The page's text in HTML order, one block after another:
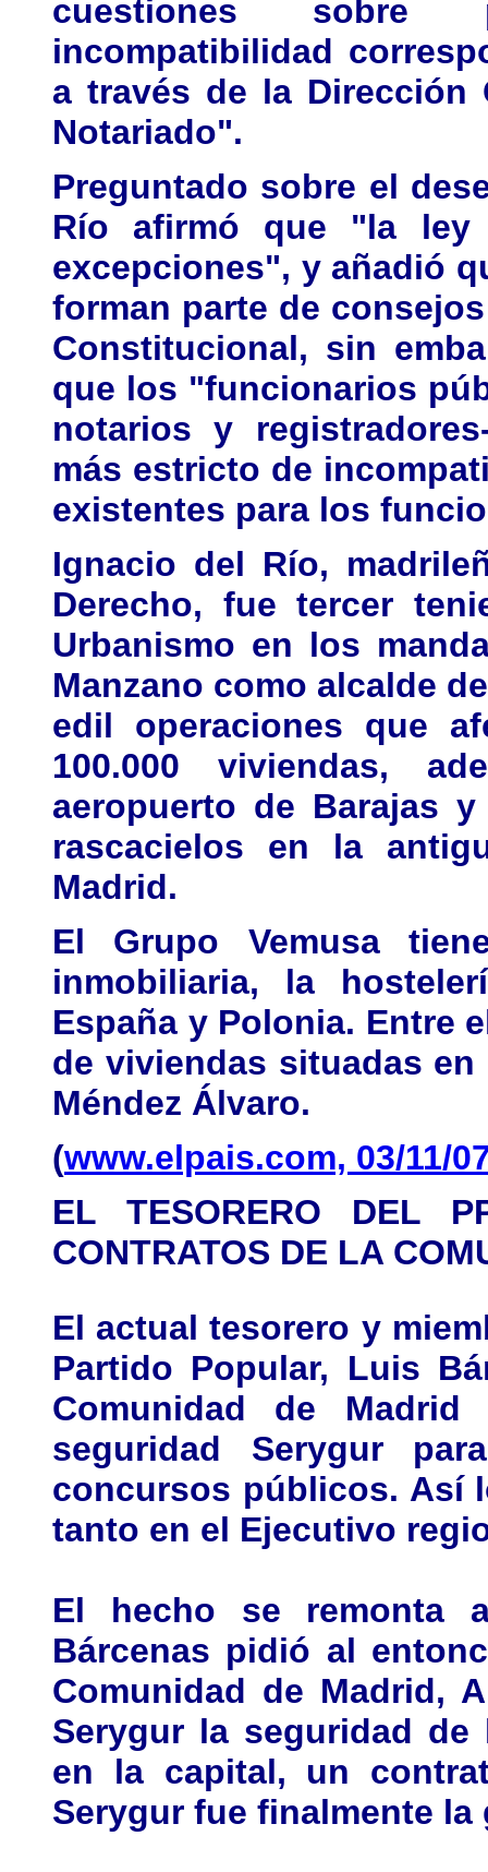
cuestiones sobre
incompatibilidad
a través de la Dirección
Notariado".
Preguntado sobre el
Río afirmó que "la ley
excepciones", y añadió
forman parte de
Constitucional, sin
que los "funcionarios
notarios y
más estricto de
existentes para los
Ignacio del Río,
Derecho, fue tercer
Urbanismo en los
Manzano como alcalde
edil operaciones que
100.000 viviendas,
aeropuerto de Barajas
rascacielos en la
Madrid.
El Grupo Vemusa
inmobiliaria, la
España y Polonia. Entre
de viviendas situadas
Méndez Álvaro.
(www.elpais.com, 03/11/
EL TESORERO DEL
CONTRATOS DE LA
El actual tesorero y
Partido Popular, Luis
Comunidad de
seguridad Serygur
concursos públicos. Así
tanto en el Ejecutivo
El hecho se remonta
Bárcenas pidió al
Comunidad de Madrid,
Serygur la seguridad
en la capital, un
Serygur fue finalmente la